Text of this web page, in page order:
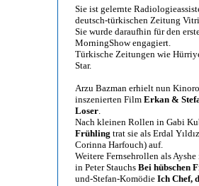
Sie ist gelernte
deutsch-türkischen Zeitung
Sie wurde daraufhin für den
MorningShow engagiert.
Türkische Zeitungen wie
Star.
Arzu Bazman erhielt nun
inszenierten Film Erkan &
Loser.
Nach kleinen Rollen in Gabi
Frühling trat sie als Erdal
Corinna Harfouch) auf.
Weitere Fernsehrollen als
in Peter Stauchs Bei hübschen
und-Stefan-Komödie Ich Chef,